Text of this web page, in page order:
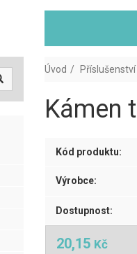
Úvod Příslušenství
Kámen
Kód produktu:
Výrobce:
Dostupnost:
20,15 Kč